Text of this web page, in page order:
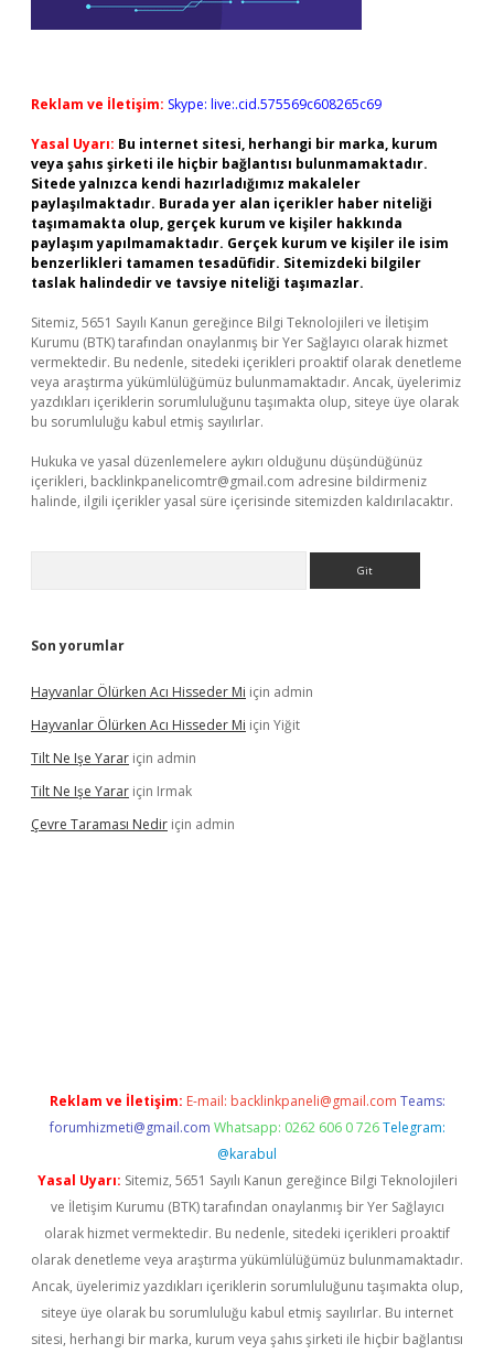
Reklam ve İletişim: Skype: live:.cid.575569c608265c69
Yasal Uyarı: Bu internet sitesi, herhangi bir marka, kurum
veya şahıs şirketi ile hiçbir bağlantısı bulunmamaktadır.
Sitede yalnızca kendi hazırladığımız makaleler
paylaşılmaktadır. Burada yer alan içerikler haber niteliği
taşımamakta olup, gerçek kurum ve kişiler hakkında
paylaşım yapılmamaktadır. Gerçek kurum ve kişiler ile isim
benzerlikleri tamamen tesadüfidir. Sitemizdeki bilgiler
taslak halindedir ve tavsiye niteliği taşımazlar.
Sitemiz, 5651 Sayılı Kanun gereğince Bilgi Teknolojileri ve İletişim
Kurumu (BTK) tarafından onaylanmış bir Yer Sağlayıcı olarak hizmet
vermektedir. Bu nedenle, sitedeki içerikleri proaktif olarak denetleme
veya araştırma yükümlülüğümüz bulunmamaktadır. Ancak, üyelerimiz
yazdıkları içeriklerin sorumluluğunu taşımakta olup, siteye üye olarak
bu sorumluluğu kabul etmiş sayılırlar.
Hukuka ve yasal düzenlemelere aykırı olduğunu düşündüğünüz
içerikleri, backlinkpanelicomtr@gmail.com adresine bildirmeniz
halinde, ilgili içerikler yasal süre içerisinde sitemizden kaldırılacaktır.
Son yorumlar
Hayvanlar Ölürken Acı Hisseder Mi için admin
Hayvanlar Ölürken Acı Hisseder Mi için Yiğit
Tilt Ne Işe Yarar için admin
Tilt Ne Işe Yarar için Irmak
Çevre Taraması Nedir için admin
Reklam ve İletişim: E-mail: backlinkpaneli@gmail.com Teams:
forumhizmeti@gmail.com Whatsapp: 0262 606 0 726 Telegram:
@karabul
Yasal Uyarı: Sitemiz, 5651 Sayılı Kanun gereğince Bilgi Teknolojileri
ve İletişim Kurumu (BTK) tarafından onaylanmış bir Yer Sağlayıcı
olarak hizmet vermektedir. Bu nedenle, sitedeki içerikleri proaktif
olarak denetleme veya araştırma yükümlülüğümüz bulunmamaktadır.
Ancak, üyelerimiz yazdıkları içeriklerin sorumluluğunu taşımakta olup,
siteye üye olarak bu sorumluluğu kabul etmiş sayılırlar. Bu internet
sitesi, herhangi bir marka, kurum veya şahıs şirketi ile hiçbir bağlantısı